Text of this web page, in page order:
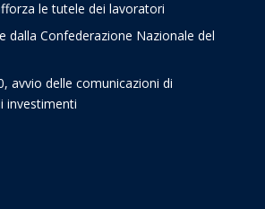
le tutele dei lavoratori
dalla Confederazione Nazionale del
avvio delle comunicazioni di
investimenti